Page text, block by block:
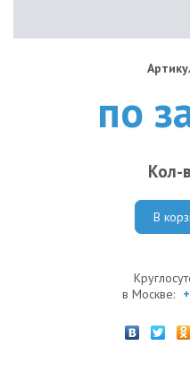
по
Кол-
В
в Москве: